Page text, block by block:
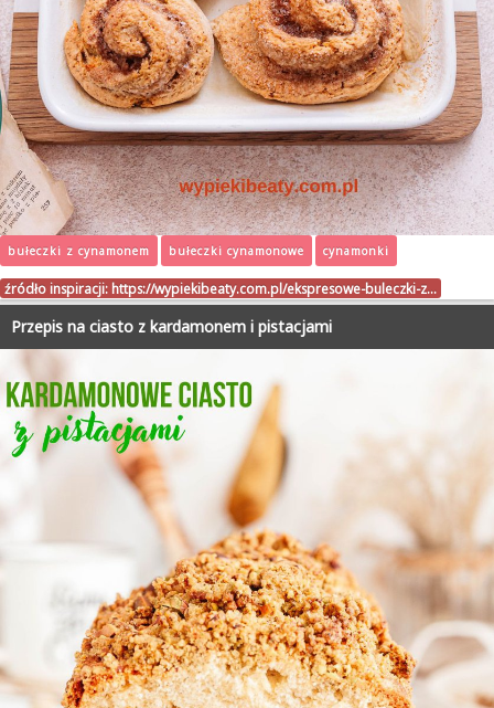
bułeczki z cynamonem bułeczki cynamonowe cynamonki
źródło inspiracji: https://wypiekibeaty.com.pl/ekspresowe-buleczki-z…
Przepis na ciasto z kardamonem i pistacjami